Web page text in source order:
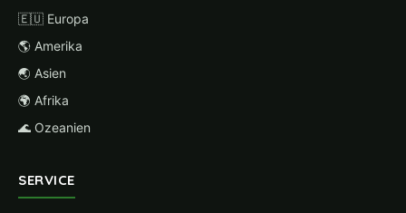
🇪🇺 Europa
🌎 Amerika
🌏 Asien
🌍 Afrika
🌊 Ozeanien
SERVICE